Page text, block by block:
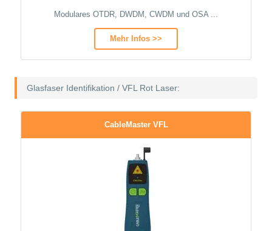
Modulares OTDR, DWDM, CWDM und OSA ...
Mehr Infos >>
Glasfaser Identifikation / VFL Rot Laser:
CableMaster VFL